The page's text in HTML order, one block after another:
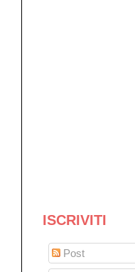
ISCRIVITI
Post